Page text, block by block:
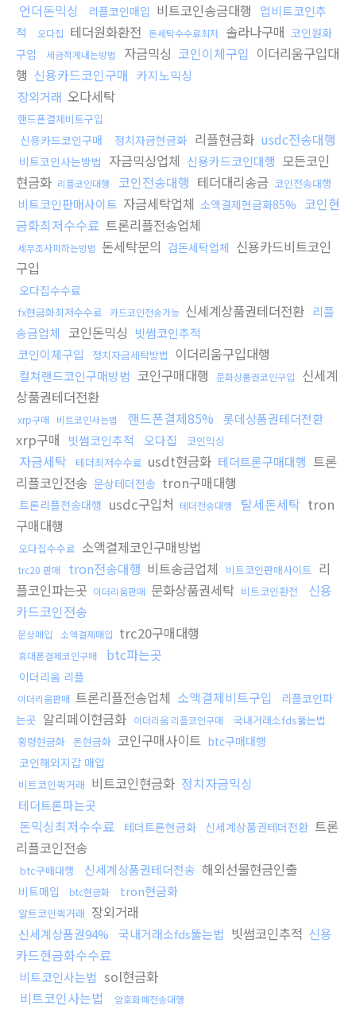
언더돈믹싱 리플코인매입 비트코인송금대행
업비트코인추
적
오다집 테더원화환전 돈세탁수수료최저 솔라나구매 코인원화
구입
세금적게내는방법 자금믹싱 코인이체구입 이더리움구입대
행 신용카드코인구매 카지노믹싱
장외거래 오다세탁
핸드폰결제비트구입
신용카드코인구매 정치자금현금화 리플현금화 usdc전송대행
비트코인사는방법 자금믹싱업체 신용카드코인대행 모든코인
현금화 리플코인대행 코인전송대행 테더대리송금 코인전송대행
비트코인판매사이트 자금세탁업체 소액결제현금화85% 코인현
금화최저수수료 트론리플전송업체
세무조사피하는방법 돈세탁문의 검돈세탁업체 신용카드비트코인
구입
오다집수수료
fx현금화최저수수료 카드코인전송가능 신세계상품권테더전환 리플
송금업체 코인돈믹싱 빗썸코인추적
코인이체구입
정치자금세탁방법 이더리움구입대행
컬쳐랜드코인구매방법 코인구매대행 문화상품권코인구입
신세계
상품권테더전환
xrp구매 비트코인사는법 핸드폰결제85% 롯데상품권테더전환
xrp구매 빗썸코인추적 오다집 코인믹싱
자금세탁 테더최저수수료 usdt현금화 테더트론구매대행 트론
리플코인전송 문상테더전송 tron구매대행
트론리플전송대행 usdc구입처 테더전송대행 탈세돈세탁 tron
구매대행
오다집수수료 소액결제코인구매방법
trc20 판매 tron전송대행 비트송금업체 비트코인판매사이트 리
플코인파는곳 이더리움판매 문화상품권세탁 비트코인환전
신용
카드코인전송
문상매입 소액결제매입 trc20구매대행
휴대폰결제코인구매 btc파는곳
이더리움 리플
이더리움판매 트론리플전송업체 소액결제비트구입
리플코인파
는곳 알리페이현금화 이더리움 리플코인구매
국내거래소fds뚫는법
횡령현금화 돈현금화 코인구매사이트 btc구매대행
코인해외지갑 매입
비트코인퀵거래 비트코인현금화 정치자금믹싱
테더트론파는곳
돈믹싱최저수수료 테더트론현금화 신세계상품권테더전환 트론
리플코인전송
btc구매대행 신세계상품권테더전송 해외선물현금인출
비트매입 btc현금화 tron현금화
알트코인퀵거래 장외거래
신세계상품권94% 국내거래소fds뚫는법 빗썸코인추적 신용
카드현금화수수료
비트코인사는법 sol현금화
비트코인사는법
암호화폐전송대행